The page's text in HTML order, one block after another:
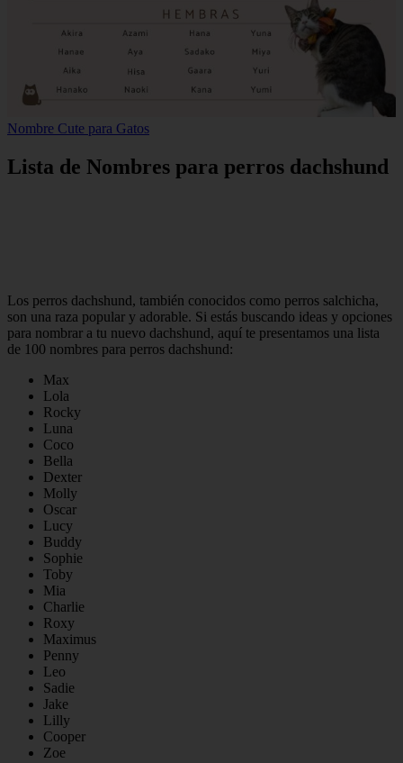
Nombre Cute para Gatos
Lista de Nombres para perros dachshund
Los perros dachshund, también conocidos como perros salchicha,
son una raza popular y adorable. Si estás buscando ideas y opciones
para nombrar a tu nuevo dachshund, aquí te presentamos una lista
de 100 nombres para perros dachshund:
Max
Lola
Rocky
Luna
Coco
Bella
Dexter
Molly
Oscar
Lucy
Buddy
Sophie
Toby
Mia
Charlie
Roxy
Maximus
Penny
Leo
Sadie
Jake
Lilly
Cooper
Zoe